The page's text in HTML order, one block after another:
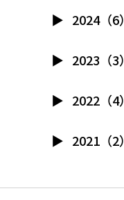
2024（6）
2023（3）
2022（4）
2021（2）